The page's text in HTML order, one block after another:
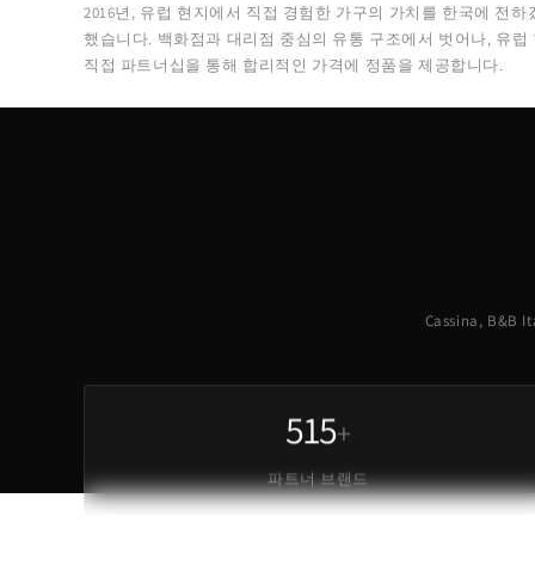
2016년, 유럽 현지에서 직접 경험한 가구의 가치를 한국에 전하
했습니다. 백화점과 대리점 중심의 유통 구조에서 벗어나, 유럽
직접 파트너십을 통해 합리적인 가격에 정품을 제공합니다.
Cassina, B&B
515+
파트너 브랜드